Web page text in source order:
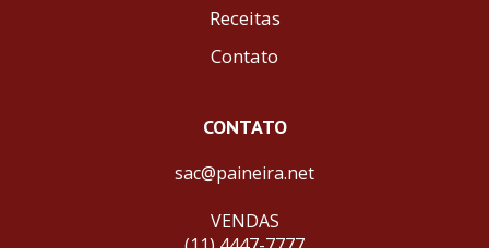
Receitas
Contato
CONTATO
sac@paineira.net
VENDAS